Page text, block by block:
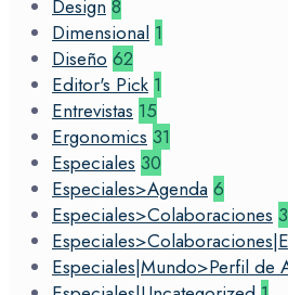
Design 8
Dimensional 1
Diseño 62
Editor's Pick 1
Entrevistas 15
Ergonomics 31
Especiales 30
Especiales>Agenda 6
Especiales>Colaboraciones 3
Especiales|Mundo>Perfil de